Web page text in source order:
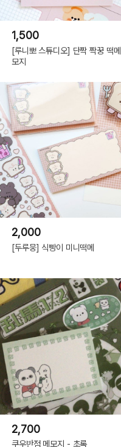
1,500
[루니뽀 스튜디오] 단짝 짝꿍 떡메
모지
2,000
[두루뭉] 식빵이 미니떡메
2,700
쿠우반점 메모지 - 초록